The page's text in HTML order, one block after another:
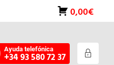
0,00€
Ayuda telefónica
+34 93 580 72 37